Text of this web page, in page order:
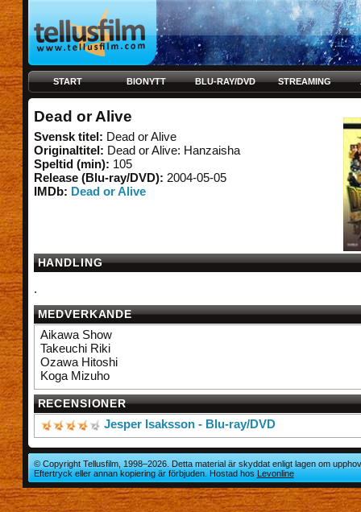
START BIONYTT BLU-RAY/DVD STREAMING
Dead or Alive
Svensk titel: Dead or Alive
Originaltitel: Dead or Alive: Hanzaisha
Speltid (min): 105
Release (Blu-ray/DVD): 2004-05-05
IMDb: Dead or Alive
HANDLING
.
MEDVERKANDE
Aikawa Show
Takeuchi Riki
Ozawa Hitoshi
Koga Mizuho
RECENSIONER
Jesper Isaksson - Blu-ray/DVD
© Copyright Tellusfilm, 1998–2026. Detta material är skyddat enligt lagen om
Eftertryck eller annan kopiering är förbjuden. Hostad hosLevonline